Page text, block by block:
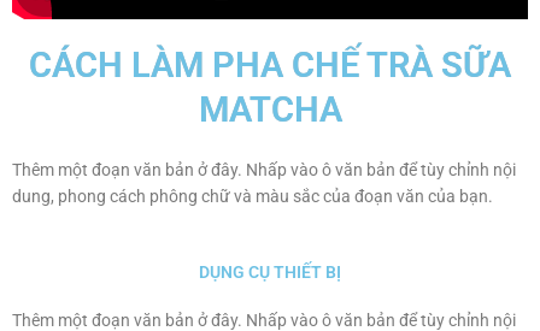
CÁCH LÀM PHA CHẾ TRÀ SỮA
MATCHA
Thêm một đoạn văn bản ở đây. Nhấp vào ô văn bản để tùy chỉnh nội
dung, phong cách phông chữ và màu sắc của đoạn văn của bạn.
DỤNG CỤ THIẾT BỊ
Thêm một đoạn văn bản ở đây. Nhấp vào ô văn bản để tùy chỉnh nội